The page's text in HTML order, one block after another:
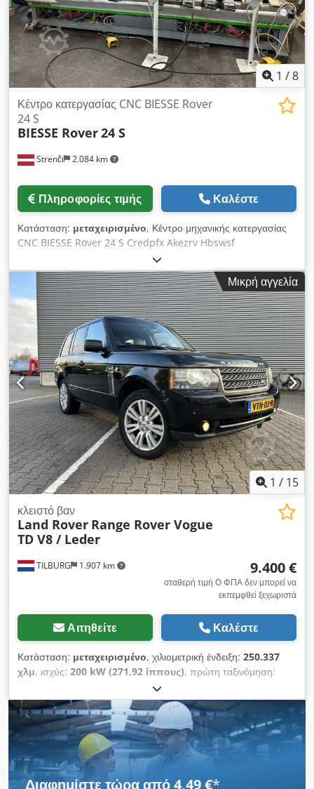
1 /8
Strenči 2.084 km
Κέντρο κατεργασίας CNC BIESSE Rover
24 S
BIESSE Rover24 S
Πληροφορίες τιμής Καλέστε
Κατάσταση: μεταχειρισμένο, Κέντρο μηχανικής κατεργασίας
CNC BIESSE Rover 24 S Credpfx Akezrv Hbswsf
Κατασκευαστής: BIESSE Μοντέλο: Rover 24 S Έτος
κατασκευής: 2001 Αριθμός σειράς: 16171 Τάση τροφοδοσίας:
230 V Ισχύς: 20 kW Ονομαστικό ρεύμα: 59 A Συχνότητα: 50 Hz
Πίεση αέρα: 6,5–7,5 bar Απαιτούμενη ροή αέρα: 30 m/s
Βάρος: 3.450 kg Το μηχάνημα απαιτεί συντήρηση και επισκευή.
Μικρή αγγελία
1 / 15
TILBURG 1.907 km
κλειστό βαν
Land Rover Range Rover Vogue
TD V8 / Leder
9.400 €
σταθερή τιμή Ο ΦΠΑ δεν μπορεί να
εκπεμφθεί ξεχωριστά
Αιτηθείτε Καλέστε
Κατάσταση: μεταχειρισμένο, χιλιομετρική ένδειξη: 250.337
χλμ, ισχύς: 200 kW (271,92 ίππους), πρώτη ταξινόμηση:
ντίζελ
καύσιμο:ντίζελ, Εκπομπές CO₂:294 γρ/χλμ, χρώμα:μαύρο,
τύπος μετάδοσης:αυτόματο, αριθμός ταχυτήτων:
κατηγορία εκπομπών:Euro 4, αριθμός θέσεων: 2, συνολικό
μήκος:
4.950 χιλ., συνολικό πλάτος: 2.000 χιλ.
, συνολικό
ύψος: 1.860 χιλ., Έτος κατασκευής: 2010 , Εξοπλισμός:
Bluetooth, αερόσακος, ηλεκτρικά ρυθμιζόμενος
Διαφημίστε τώρα από 4,49 €*